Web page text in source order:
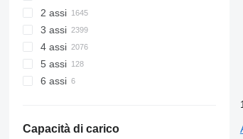
2 assi
3 assi
4 assi
5 assi
6 assi
Capacità di carico